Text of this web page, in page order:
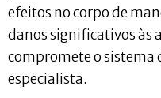
efeitos no corpo de
danos significativos às
compromete o sistema
especialista.